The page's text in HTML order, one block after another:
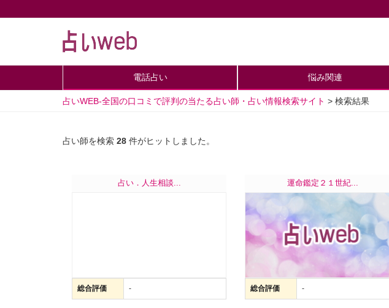
電話占い 悩み関連
占いWEB-全国の口コミで評判の当たる占い師・占い情報検索サイト > 検索結果
占い師を検索 28 件がヒットしました。
占い．人生相談...
総合評価 -
運命鑑定２１世紀...
総合評価 -